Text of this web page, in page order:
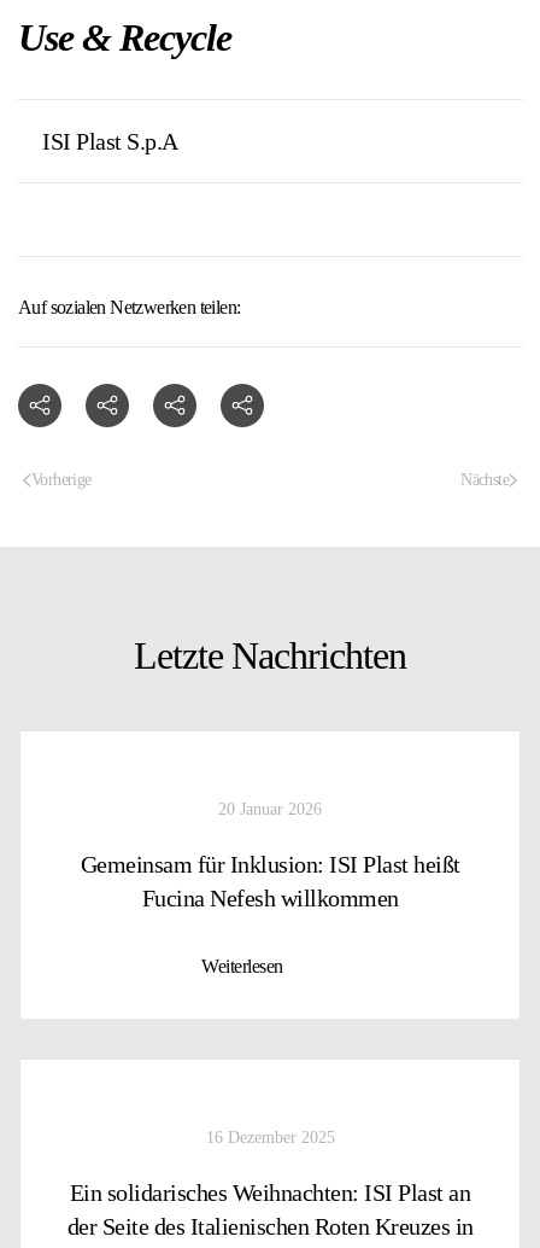
Auf sozialen Netzwerken teilen:
Use & Recycle
ISI Plast S.p.A
Vorherige Nächste
Letzte Nachrichten
20 Januar 2026
Gemeinsam für Inklusion: ISI Plast heißt
Fucina Nefesh willkommen
Weiterlesen
16 Dezember 2025
Ein solidarisches Weihnachten: ISI Plast an
der Seite des Italienischen Roten Kreuzes in